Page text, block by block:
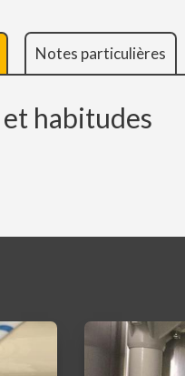
Notes particulières
habitudes